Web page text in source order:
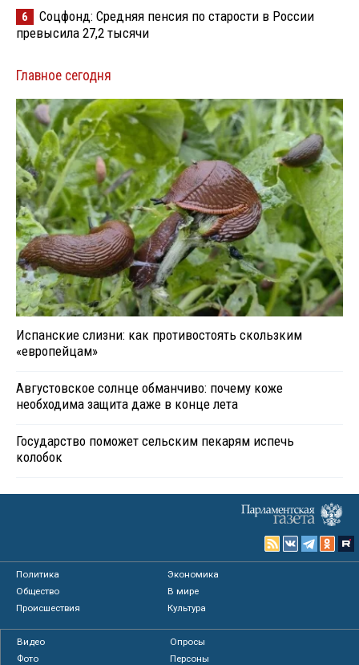
6
Соцфонд: Средняя пенсия по старости в России
превысила 27,2 тысячи
Главное сегодня
Испанские слизни: как противостоять скользким
«европейцам»
Августовское солнце обманчиво: почему коже
необходима защита даже в конце лета
Государство поможет сельским пекарям испечь
колобок
Политика
Экономика
Общество
В мире
Происшествия
Культура
Видео
Опросы
Фото
Персоны